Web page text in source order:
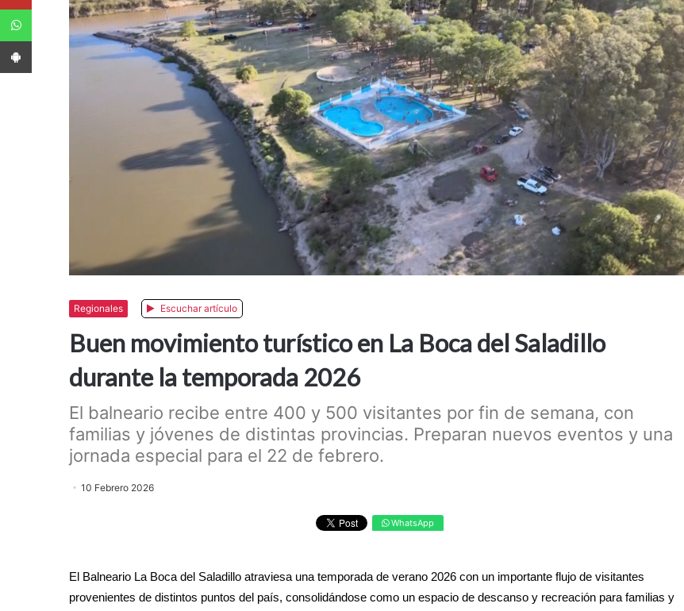
Regionales Escuchar artículo
Buen movimiento turístico en La Boca del Saladillo
durante la temporada 2026
El balneario recibe entre 400 y 500 visitantes por fin de semana, con
familias y jóvenes de distintas provincias. Preparan nuevos eventos y una
jornada especial para el 22 de febrero.
10 Febrero 2026
WhatsApp
El Balneario La Boca del Saladillo atraviesa una temporada de verano 2026 con un importante flujo de visitantes
provenientes de distintos puntos del país, consolidándose como un espacio de descanso y recreación para familias y
WhatsApp